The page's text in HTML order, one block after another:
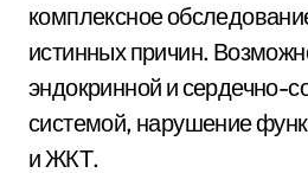
комплексное
истинных причин.
эндокринной и сердечно-
системой, нарушение
и ЖКТ.